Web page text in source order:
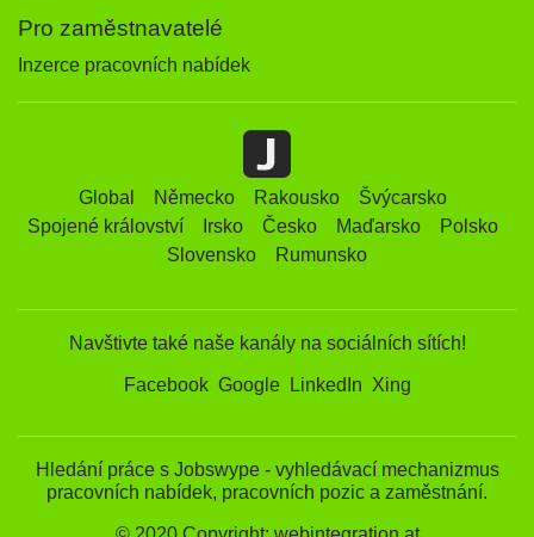
Pro zaměstnavatelé
Inzerce pracovních nabídek
Global Německo Rakousko
Švýcarsko
Spojené království
Irsko Česko Maďarsko
Polsko
Slovensko
Rumunsko
Navštivte také naše kanály na sociálních sítích!
Facebook Google LinkedIn Xing
Hledání práce s Jobswype - vyhledávací mechanizmus
pracovních nabídek, pracovních pozic a zaměstnání.